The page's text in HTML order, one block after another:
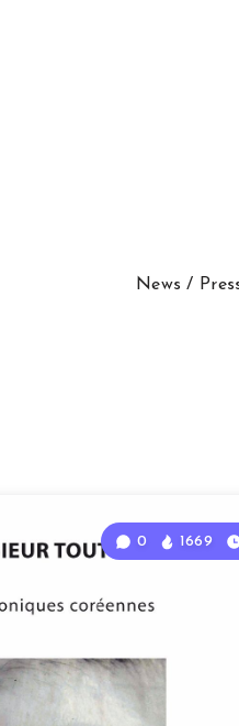
News /
0 1669